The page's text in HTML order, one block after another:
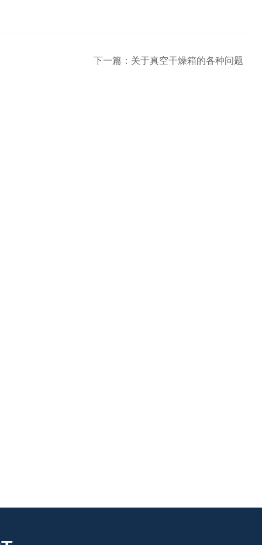
下一篇： 关于真空干燥箱的各种问题